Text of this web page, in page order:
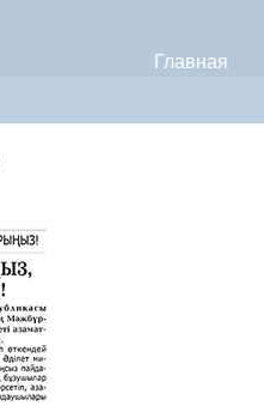
Главная